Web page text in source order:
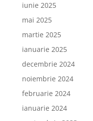
iunie 2025
mai 2025
martie 2025
ianuarie 2025
decembrie 2024
noiembrie 2024
februarie 2024
ianuarie 2024